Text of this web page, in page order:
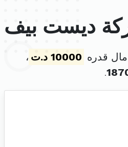
ديست بيف
10000 د.ت
،
.